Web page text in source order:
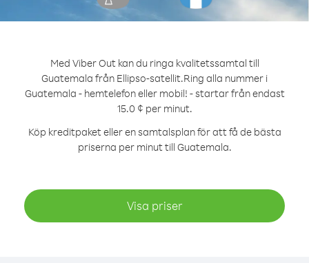
Med Viber Out kan du ringa kvalitetssamtal till
Guatemala från Ellipso-satellit.Ring alla nummer i
Guatemala - hemtelefon eller mobil! - startar från endast
15.0 ¢ per minut.
Köp kreditpaket eller en samtalsplan för att få de bästa
priserna per minut till Guatemala.
Visa priser